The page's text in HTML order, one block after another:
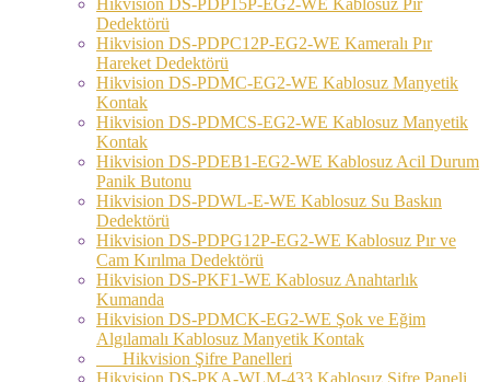
Dedektörü
Hikvision DS-PDPC12P-EG2-WE Kameralı Pır
Hareket Dedektörü
Hikvision DS-PDMC-EG2-WE Kablosuz Manyetik
Kontak
Hikvision DS-PDMCS-EG2-WE Kablosuz Manyetik
Kontak
Hikvision DS-PDEB1-EG2-WE Kablosuz Acil Durum
Panik Butonu
Hikvision DS-PDWL-E-WE Kablosuz Su Baskın
Dedektörü
Hikvision DS-PDPG12P-EG2-WE Kablosuz Pır ve
Cam Kırılma Dedektörü
Hikvision DS-PKF1-WE Kablosuz Anahtarlık
Kumanda
Hikvision DS-PDMCK-EG2-WE Şok ve Eğim
Algılamalı Kablosuz Manyetik Kontak
Hikvision Şifre Panelleri
Hikvision DS-PKA-WLM-433 Kablosuz Şifre Paneli